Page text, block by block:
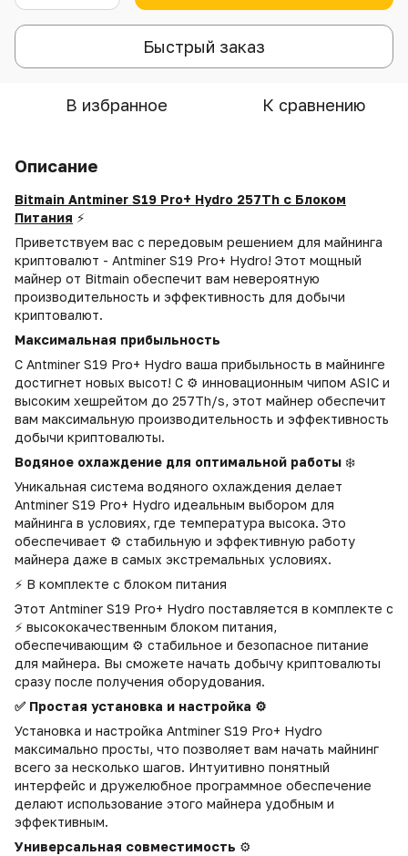
Быстрый заказ
В избранное К сравнению
Описание
Bitmain Antminer S19 Pro+ Hydro 257Th с Блоком
Питания ⚡
Приветствуем вас с передовым решением для майнинга
криптовалют - Antminer S19 Pro+ Hydro! Этот мощный
майнер от Bitmain обеспечит вам невероятную
производительность и эффективность для добычи
криптовалют.
Максимальная прибыльность
С Antminer S19 Pro+ Hydro ваша прибыльность в майнинге
достигнет новых высот! С ⚙️ инновационным чипом ASIC и
высоким хешрейтом до 257Th/s, этот майнер обеспечит
вам максимальную производительность и эффективность
добычи криптовалюты.
Водяное охлаждение для оптимальной работы ❄️
Уникальная система водяного охлаждения делает
Antminer S19 Pro+ Hydro идеальным выбором для
майнинга в условиях, где температура высока. Это
обеспечивает ⚙️ стабильную и эффективную работу
майнера даже в самых экстремальных условиях.
⚡ В комплекте с блоком питания
Этот Antminer S19 Pro+ Hydro поставляется в комплекте с
⚡ высококачественным блоком питания,
обеспечивающим ⚙️ стабильное и безопасное питание
для майнера. Вы сможете начать добычу криптовалюты
сразу после получения оборудования.
✅ Простая установка и настройка ⚙️
Установка и настройка Antminer S19 Pro+ Hydro
максимально просты, что позволяет вам начать майнинг
всего за несколько шагов. Интуитивно понятный
интерфейс и дружелюбное программное обеспечение
делают использование этого майнера удобным и
эффективным.
Универсальная совместимость ⚙️